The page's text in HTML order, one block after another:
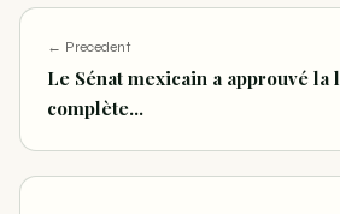
← Precedent
Le Sénat mexicain a approuvé la
complète…